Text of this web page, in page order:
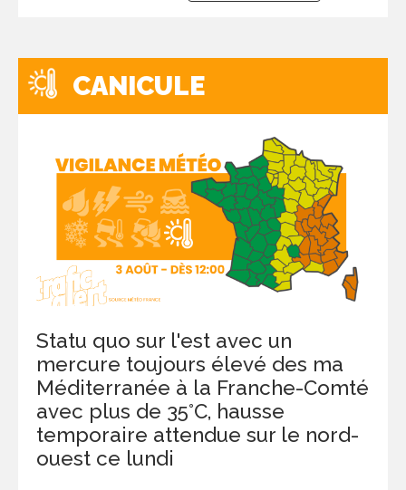
CANICULE
Statu quo sur l'est avec un
mercure toujours élevé des ma
Méditerranée à la Franche-Comté
avec plus de 35°C, hausse
temporaire attendue sur le nord-
ouest ce lundi